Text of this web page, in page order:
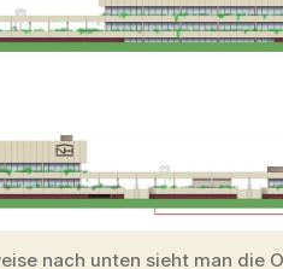
nach unten sieht man die